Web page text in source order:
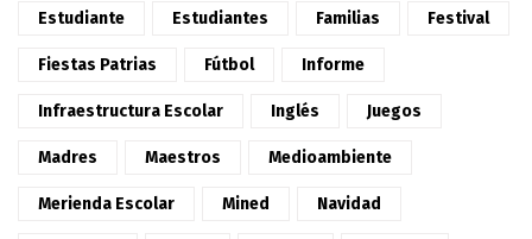
Estudiante Estudiantes Familias Festival
Fiestas Patrias Fútbol Informe
Infraestructura Escolar Inglés Juegos
Madres Maestros Medioambiente
Merienda Escolar Mined Navidad